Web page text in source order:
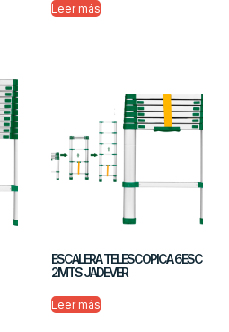
Leer más
ESCALERA TELESCOPICA 6ESC
2MTS JADEVER
Leer más